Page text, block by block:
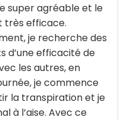
super agréable et le
très efficace.
je recherche des
d’une efficacité de
les autres, en
je commence
la transpiration et je
à l’aise. Avec ce